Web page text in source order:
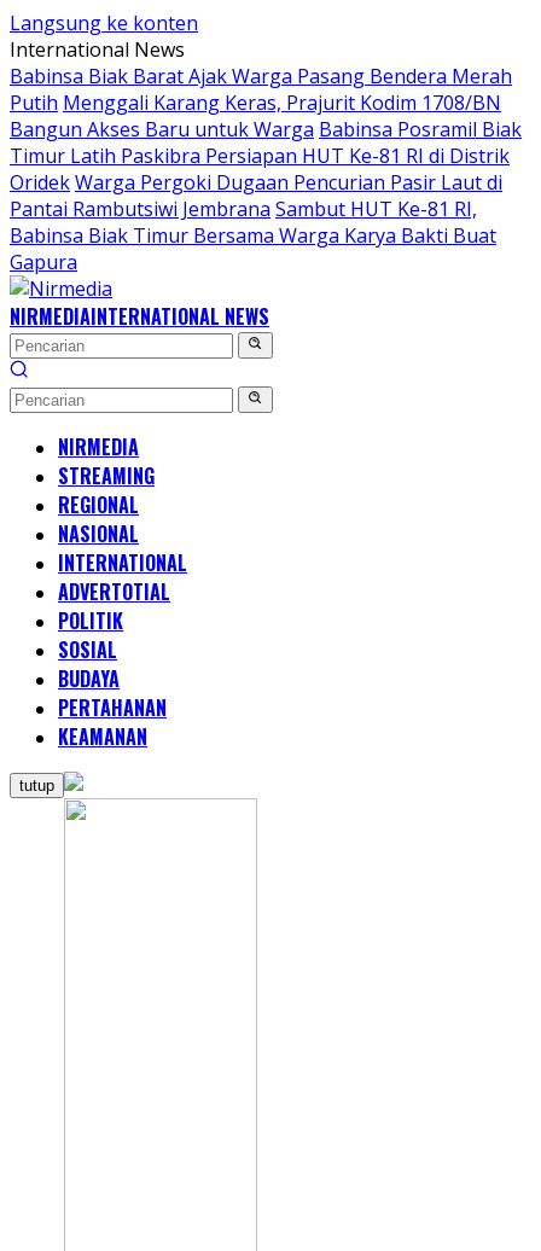
Langsung ke konten
International News
Babinsa Biak Barat Ajak Warga Pasang Bendera Merah
Putih Menggali Karang Keras, Prajurit Kodim 1708/BN
Bangun Akses Baru untuk Warga Babinsa Posramil Biak
Timur Latih Paskibra Persiapan HUT Ke-81 RI di Distrik
OridekWarga Pergoki Dugaan Pencurian Pasir Laut di
Pantai Rambutsiwi Jembrana Sambut HUT Ke-81 RI,
Babinsa Biak Timur Bersama Warga Karya Bakti Buat
Gapura
NIRMEDIAINTERNATIONAL NEWS
NIRMEDIA
STREAMING
REGIONAL
NASIONAL
INTERNATIONAL
ADVERTOTIAL
POLITIK
SOSIAL
BUDAYA
PERTAHANAN
KEAMANAN
tutup